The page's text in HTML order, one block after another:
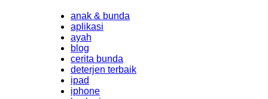
anak & bunda
aplikasi
ayah
blog
cerita bunda
deterjen terbaik
ipad
iphone